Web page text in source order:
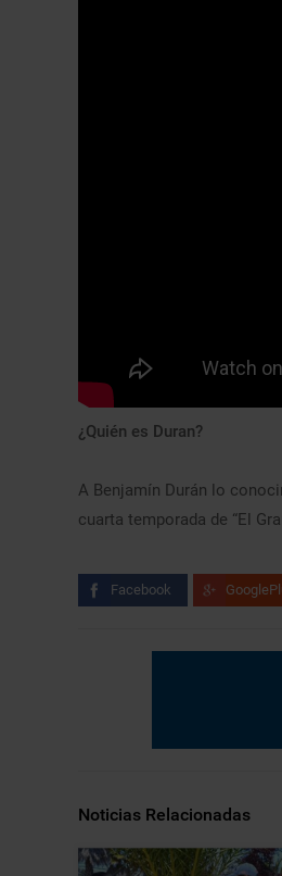
¿Quién es Duran?
A Benjamín Durán lo
cuarta temporada de “El
Facebook
Noticias Relacionadas